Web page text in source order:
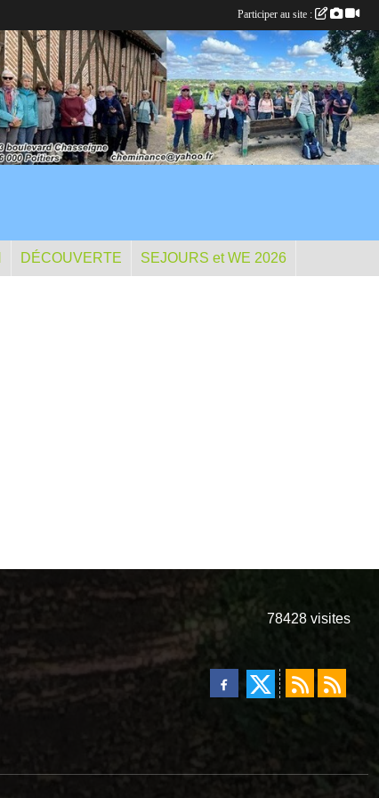
DÉCOUVERTE SEJOURS et WE 2026
78428 visites
Participer au site :